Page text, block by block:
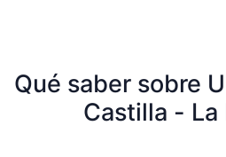
Qué saber sobre
Castilla - La